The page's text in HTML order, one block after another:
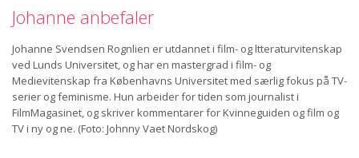
Johanne anbefaler
Johanne Svendsen Rognlien er utdannet i film- og ltteraturvitenskap
ved Lunds Universitet, og har en mastergrad i film- og
Medievitenskap fra Københavns Universitet med særlig fokus på TV-
serier og feminisme. Hun arbeider for tiden som journalist i
FilmMagasinet, og skriver kommentarer for Kvinneguiden og film og
TV i ny og ne. (Foto: Johnny Vaet Nordskog)